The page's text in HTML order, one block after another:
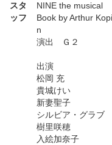
スタ
ッフ
NINE the musical
Book by Arthur
n
演出 Ｇ２
出演
松岡 充
貴城けい
新妻聖子
シルビア・グラブ
樹里咲穂
入絵加奈子